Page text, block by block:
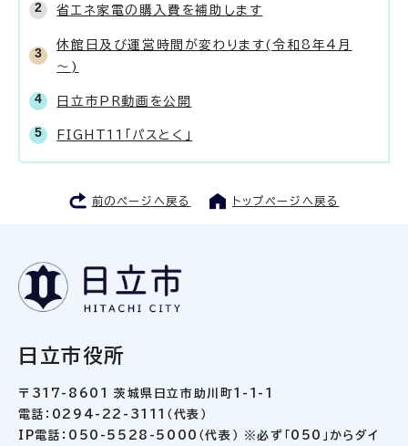
省エネ家電の購入費を補助します
休館日及び運営時間が変わります(令和8年4月
～)
日立市PR動画を公開
FIGHT11「パスとく」
前のページへ戻る トップページへ戻る
日立市役所
〒317-8601 茨城県日立市助川町1-1-1
電話：0294-22-3111（代表）
IP電話：050-5528-5000（代表） ※必ず「050」からダイ